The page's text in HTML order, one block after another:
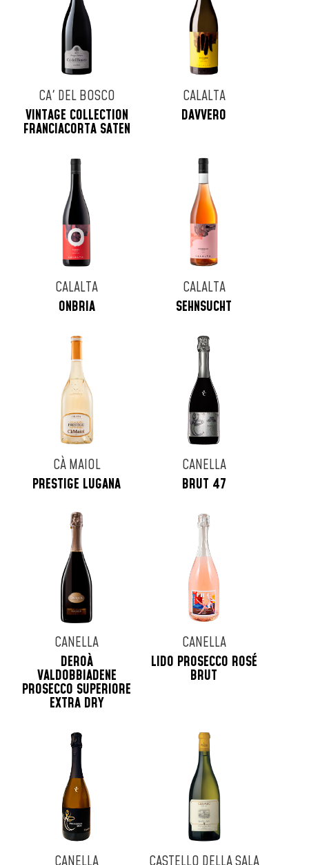
CA' DEL BOSCO
VINTAGE COLLECTION
FRANCIACORTA SATEN
CALALTA
DAVVERO
CALALTA
ONBRIA
CALALTA
SEHNSUCHT
CÀ MAIOL
PRESTIGE LUGANA
CANELLA
BRUT 47
CANELLA
DEROÀ
VALDOBBIADENE
PROSECCO SUPERIORE
EXTRA DRY
CANELLA
LIDO PROSECCO ROSÉ
BRUT